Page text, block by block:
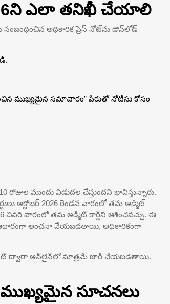
ఎలా తనిఖీ చేయాలి
సంబంధించిన అధికారిక ప్రెస్ నోట్‌ను డౌన్‌లోడ్
ముఖ్యమైన సమాచారం” పేరుతో నోటీసు కోసం
రోజుల ముందు విడుదల చేస్తుందని భావిస్తున్నారు.
అక్టోబర్ 2026 రెండవ వారంలో తమ అడ్మిట్
చివరి వారంలో తమ అడ్మిట్ కార్డ్‌ని ఆశించవచ్చు. ఈ
ఆధారంగా అంచనా వేయబడతాయి, అధికారికంగా
ద్వారా ఆన్‌లైన్‌లో మాత్రమే జారీ చేయబడతాయి.
ముఖ్యమైన సూచనలు